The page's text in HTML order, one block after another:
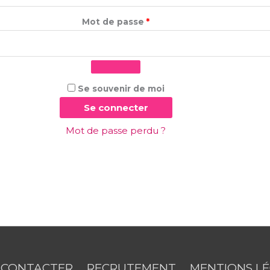
Mot de passe *
Se souvenir de moi
Se connecter
Mot de passe perdu ?